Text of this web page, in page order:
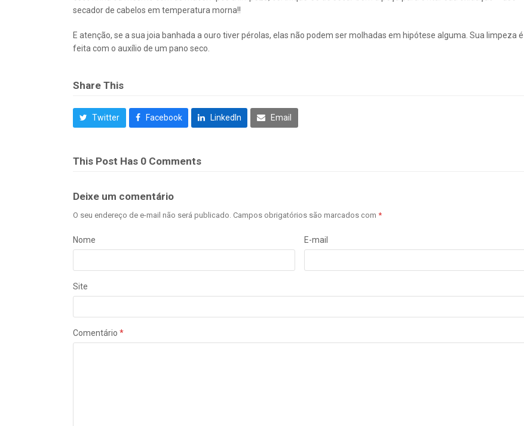
secador de cabelos em temperatura morna!!
E atenção, se a sua joia banhada a ouro tiver pérolas, elas não podem ser molhadas em hipótese alguma. Sua limpeza é
feita com o auxílio de um pano seco.
Share This
Twitter Facebook LinkedIn Email
This Post Has 0 Comments
Deixe um comentário
O seu endereço de e-mail não será publicado. Campos obrigatórios são marcados com *
Nome E-mail
Site
Comentário *